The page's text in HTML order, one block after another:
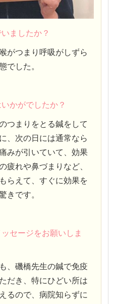
ましたか？
がつまり呼吸がしずら
でした。
かがでしたか？
つまりをとる鍼をして
、次の日には通常なら
みが引いていて、効果
疲れや鼻づまりなど、
らえて、すぐに効果を
きです。
セージをお願いしま
、磯橋先生の鍼で免疫
だき、特にひどい所は
るので、病院知らずに